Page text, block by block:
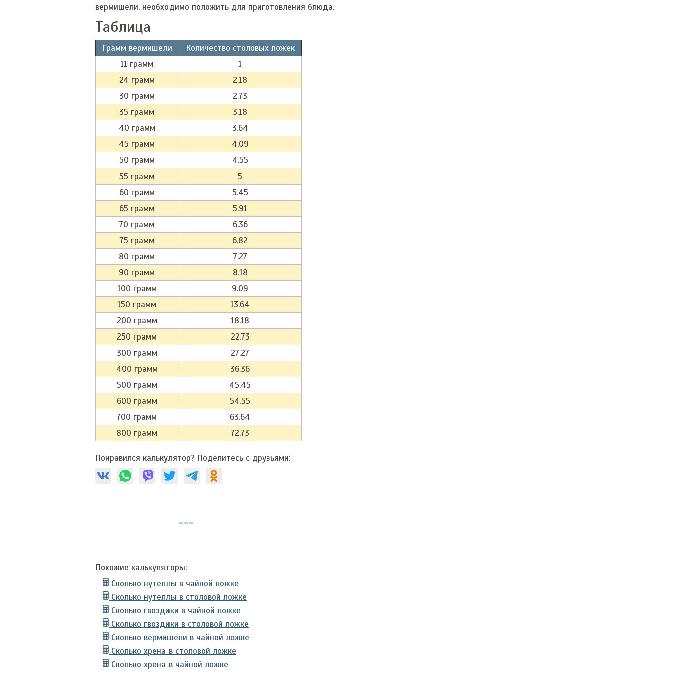
вермишели, необходимо положить для приготовления блюда.
Таблица
Грамм вермишели
Количество столовых ложек
11 грамм
1
24 грамм
2.18
30 грамм
2.73
35 грамм
3.18
40 грамм
3.64
45 грамм
4.09
50 грамм
4.55
55 грамм
5
60 грамм
5.45
65 грамм
5.91
70 грамм
6.36
75 грамм
6.82
80 грамм
7.27
90 грамм
8.18
100 грамм
9.09
150 грамм
13.64
200 грамм
18.18
250 грамм
22.73
300 грамм
27.27
400 грамм
36.36
500 грамм
45.45
600 грамм
54.55
700 грамм
63.64
800 грамм
72.73
Понравился калькулятор? Поделитесь с друзьями:
Похожие калькуляторы:
Сколько нутеллы в чайной ложке
Сколько нутеллы в столовой ложке
Сколько гвоздики в чайной ложке
Сколько гвоздики в столовой ложке
Сколько вермишели в чайной ложке
Сколько хрена в столовой ложке
Сколько хрена в чайной ложке